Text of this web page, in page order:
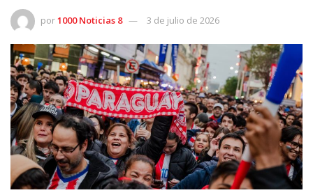
por1000 Noticias 8 3 de julio de 2026